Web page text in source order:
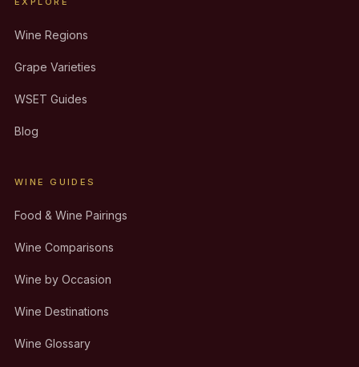
Wine Regions
Grape Varieties
WSET Guides
Blog
WINE GUIDES
Food & Wine Pairings
Wine Comparisons
Wine by Occasion
Wine Destinations
Wine Glossary